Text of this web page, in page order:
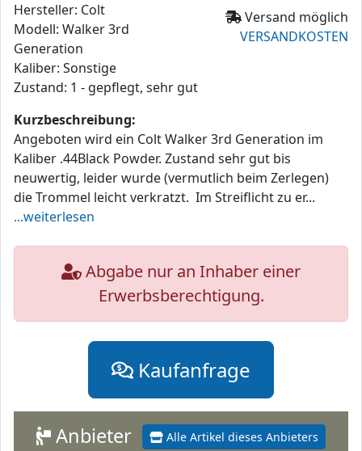
Versand möglich
VERSANDKOSTEN
Hersteller: Colt
Modell: Walker 3rd
Generation
Kaliber: Sonstige
Zustand: 1 - gepflegt, sehr gut
Kurzbeschreibung:
Angeboten wird ein Colt Walker 3rd Generation im
Kaliber .44Black Powder. Zustand sehr gut bis
neuwertig, leider wurde (vermutlich beim Zerlegen)
die Trommel leicht verkratzt. Im Streiflicht zu er...
...weiterlesen
Abgabe nur an Inhaber einer
Erwerbsberechtigung.
Kaufanfrage
Alle Artikel dieses Anbieters
Anbieter